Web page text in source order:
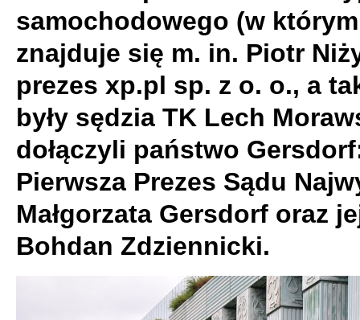
samochodowego (w którym
znajduje się m. in. Piotr
prezes xp.pl sp. z o. o., a
były sędzia TK Lech
dołączyli państwo
Pierwsza Prezes Sądu
Małgorzata Gersdorf oraz
Bohdan Zdziennicki.